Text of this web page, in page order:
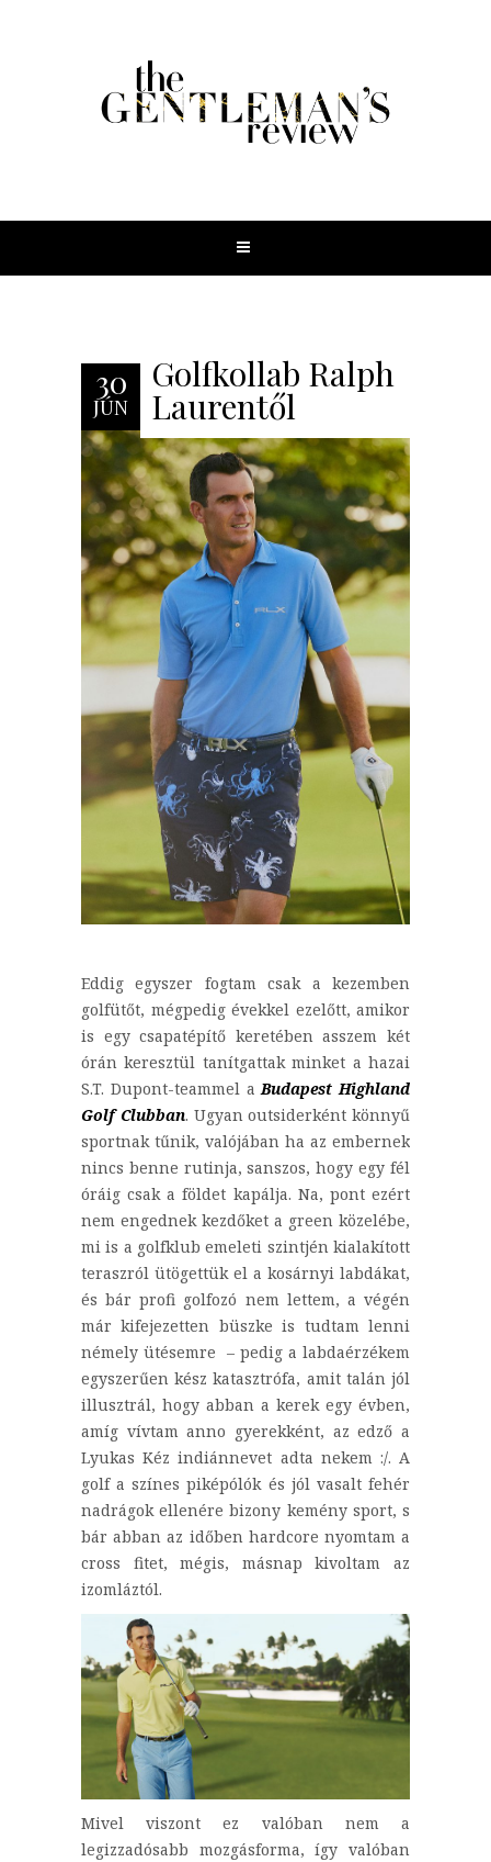
30
JÚN
Golfkollab Ralph
Laurentől
Eddig egyszer fogtam csak a kezemben
golfütőt, mégpedig évekkel ezelőtt, amikor
is egy csapatépítő keretében asszem két
órán keresztül tanítgattak minket a hazai
S.T. Dupont-teammel aBudapest Highland
Golf Clubban. Ugyan outsiderként könnyű
sportnak tűnik, valójában ha az embernek
nincs benne rutinja, sanszos, hogy egy fél
óráig csak a földet kapálja. Na, pont ezért
nem engednek kezdőket a green közelébe,
mi is a golfklub emeleti szintjén kialakított
teraszról ütögettük el a kosárnyi labdákat,
és bár profi golfozó nem lettem, a végén
már kifejezetten büszke is tudtam lenni
némely ütésemre – pedig a labdaérzékem
egyszerűen kész katasztrófa, amit talán jól
illusztrál, hogy abban a kerek egy évben,
amíg vívtam anno gyerekként, az edző a
Lyukas Kéz indiánnevet adta nekem :/. A
golf a színes piképólók és jól vasalt fehér
nadrágok ellenére bizony kemény sport, s
bár abban az időben hardcore nyomtam a
cross fitet, mégis, másnap kivoltam az
izomláztól.
Mivel viszont ez valóban nem a
legizzadósabb mozgásforma, így valóban